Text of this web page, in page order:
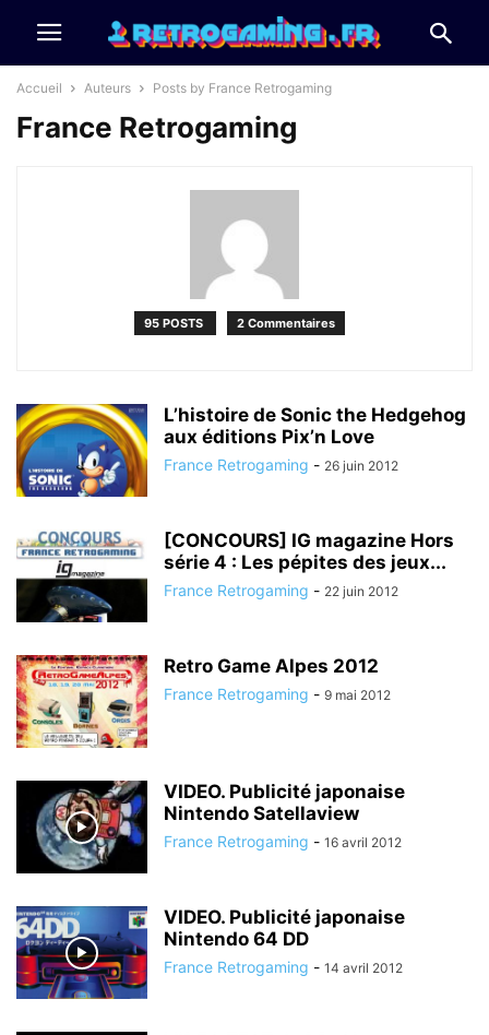
Accueil Auteurs Posts by France Retrogaming
France Retrogaming
95 POSTS 2 Commentaires
L’histoire de Sonic the Hedgehog
aux éditions Pix’n Love
France Retrogaming - 26 juin 2012
[CONCOURS] IG magazine Hors
série 4 : Les pépites des jeux...
France Retrogaming - 22 juin 2012
Retro Game Alpes 2012
France Retrogaming - 9 mai 2012
VIDEO. Publicité japonaise
Nintendo Satellaview
France Retrogaming - 16 avril 2012
VIDEO. Publicité japonaise
Nintendo 64 DD
France Retrogaming - 14 avril 2012